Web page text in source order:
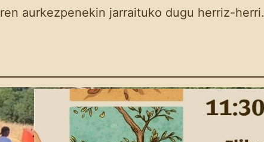
aurkezpenekin jarraituko dugu herriz-herri.
Eskola Haziak: 4. saioa
egingo da igande
honetan Amillubin